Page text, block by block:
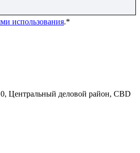
использования.*
Центральный деловой район, CBD